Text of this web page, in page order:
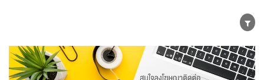
ขายส่ง ขายปลีก ผู้ผลิต
ตัวแทนจัดจำหน่าย